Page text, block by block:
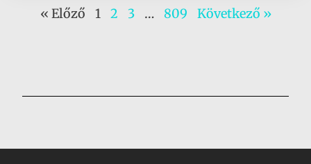
« Előző 1 2 3 … 809 Következő »